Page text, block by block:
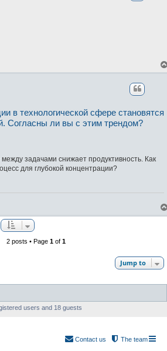
в технологической сфере становятся
Согласны ли вы с этим трендом?
задачами снижает продуктивность. Как
для глубокой концентрации?
2 posts • Page 1of 1
Jump to
users and 18 guests
The team
Contact us